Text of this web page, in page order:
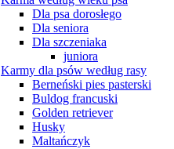
Dla psa dorosłego
Dla seniora
Dla szczeniaka
juniora
Karmy dla psów według rasy
Berneński pies pasterski
Buldog francuski
Golden retriever
Husky
Maltańczyk